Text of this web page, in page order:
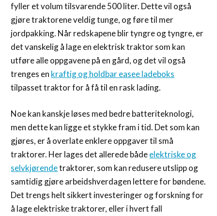
fyller et volum tilsvarende 500 liter. Dette vil også
gjøre traktorene veldig tunge, og føre til mer
jordpakking. Når redskapene blir tyngre og tyngre, er
det vanskelig å lage en elektrisk traktor som kan
utføre alle oppgavene på en gård, og det vil også
trenges en kraftig og holdbar easee ladeboks
tilpasset traktor for å få til en rask lading.
Noe kan kanskje løses med bedre batteriteknologi,
men dette kan ligge et stykke fram i tid. Det som kan
gjøres, er å overlate enklere oppgaver til små
traktorer. Her lages det allerede bådeelektriske og
selvkjørendetraktorer, som kan redusere utslipp og
samtidig gjøre arbeidshverdagen lettere for bøndene.
Det trengs helt sikkert investeringer og forskning for
å lage elektriske traktorer, eller i hvert fall